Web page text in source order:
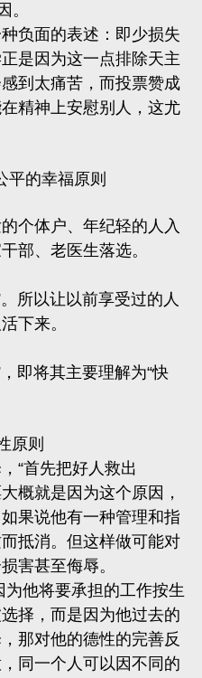
。
负面的表述：即少损失
是因为这一点排除天主
到太痛苦，而投票赞成
精神上安慰别人，这尤
平的幸福原则
个体户、年纪轻的人入
部、老医生落选。
所以让以前享受过的人
下来。
即将其主要理解为“快
原则
“首先把好人救出
概就是因为这个原因，
果说他有一种管理和指
抵消。但这样做可能对
害甚至侮辱。
他将要承担的工作按生
择，而是因为他过去的
那对他的德性的完善反
同一个人可以因不同的